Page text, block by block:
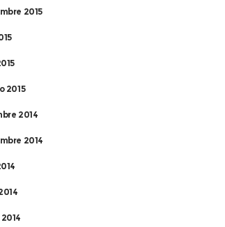
2015
2015
2014
2014